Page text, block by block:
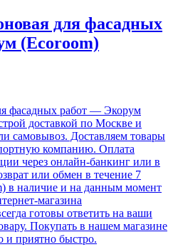
для фасадных
(Ecoroom)
фасадных работ — Экорум
доставкой по Москве и
самовывоз. Доставляем товары
компанию. Оплата
через онлайн-банкинг или в
или обмен в течение 7
в наличие и на данным момент
магазина
готовы ответить на ваши
Покупать в нашем магазине
и приятно быстро.